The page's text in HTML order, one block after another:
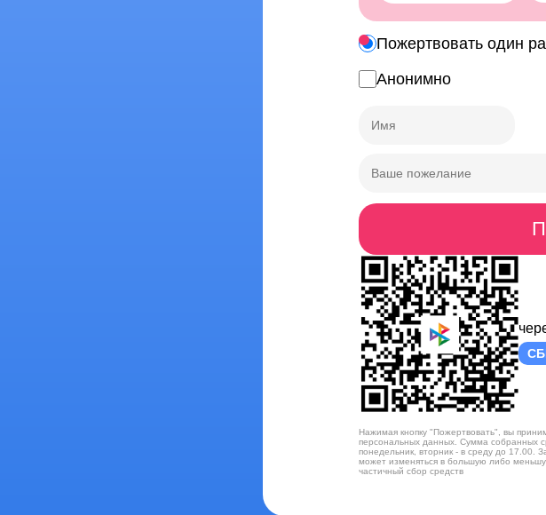
Пожертвовать один
Анонимно
Нажимая кнопку "Пожертвовать", вы
персональных данных. Сумма собранных
понедельник, вторник - в среду до 17.00.
может изменяться в большую либо
частичный сбор средств